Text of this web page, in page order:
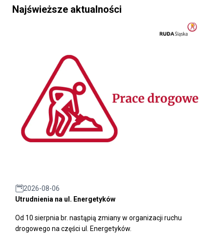
Najświeższe aktualności
2026-08-06
Utrudnienia na ul. Energetyków
Od 10 sierpnia br. nastąpią zmiany w organizacji ruchu
drogowego na części ul. Energetyków.